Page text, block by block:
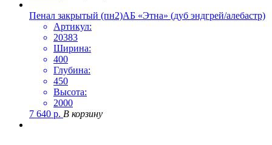
Пенал закрытый (пн2)АБ «Этна» (дуб эндгрей/алебастр)
Артикул:
20383
Ширина:
400
Глубина:
450
Высота:
2000
7 640 р. В корзину